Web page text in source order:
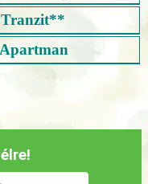
Tranzit**